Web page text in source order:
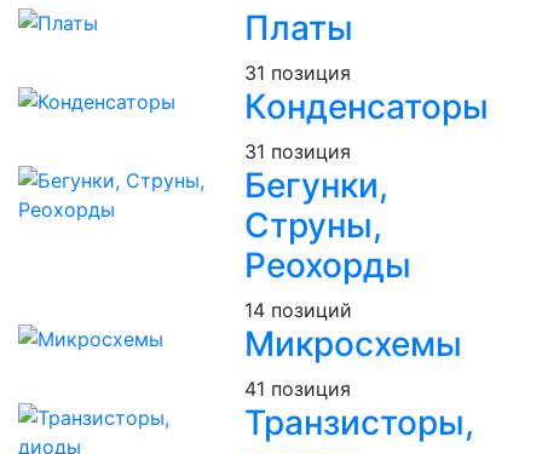
Платы
31 позиция
Конденсаторы
31 позиция
Бегунки,
Струны,
Реохорды
14 позиций
Микросхемы
41 позиция
Транзисторы,